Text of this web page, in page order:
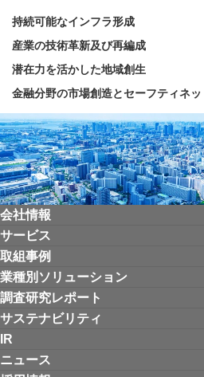
持続可能なインフラ形成
産業の技術革新及び再編成
潜在力を活かした地域創生
金融分野の市場創造とセーフティネッ
会社情報
サービス
取組事例
業種別ソリューション
調査研究レポート
サステナビリティ
IR
ニュース